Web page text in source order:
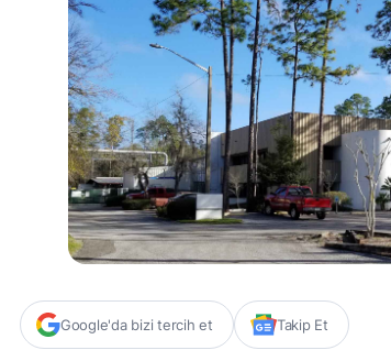
Google'da bizi tercih et Takip Et